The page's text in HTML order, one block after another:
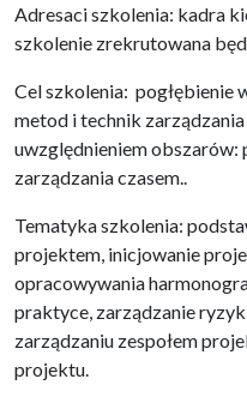
Adresaci szkolenia: kadra
szkolenie zrekrutowana
Cel szkolenia: pogłębienie
metod i technik
uwzględnieniem obszarów:
zarządzania czasem..
Tematyka szkolenia:
projektem, inicjowanie
opracowywania
praktyce, zarządzanie
zarządzaniu zespołem
projektu.